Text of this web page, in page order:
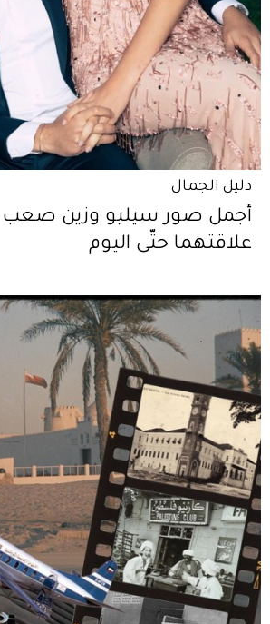
دليل الجمال
أجمل صور سيليو وزين صعب
علاقتهما حتّى اليوم